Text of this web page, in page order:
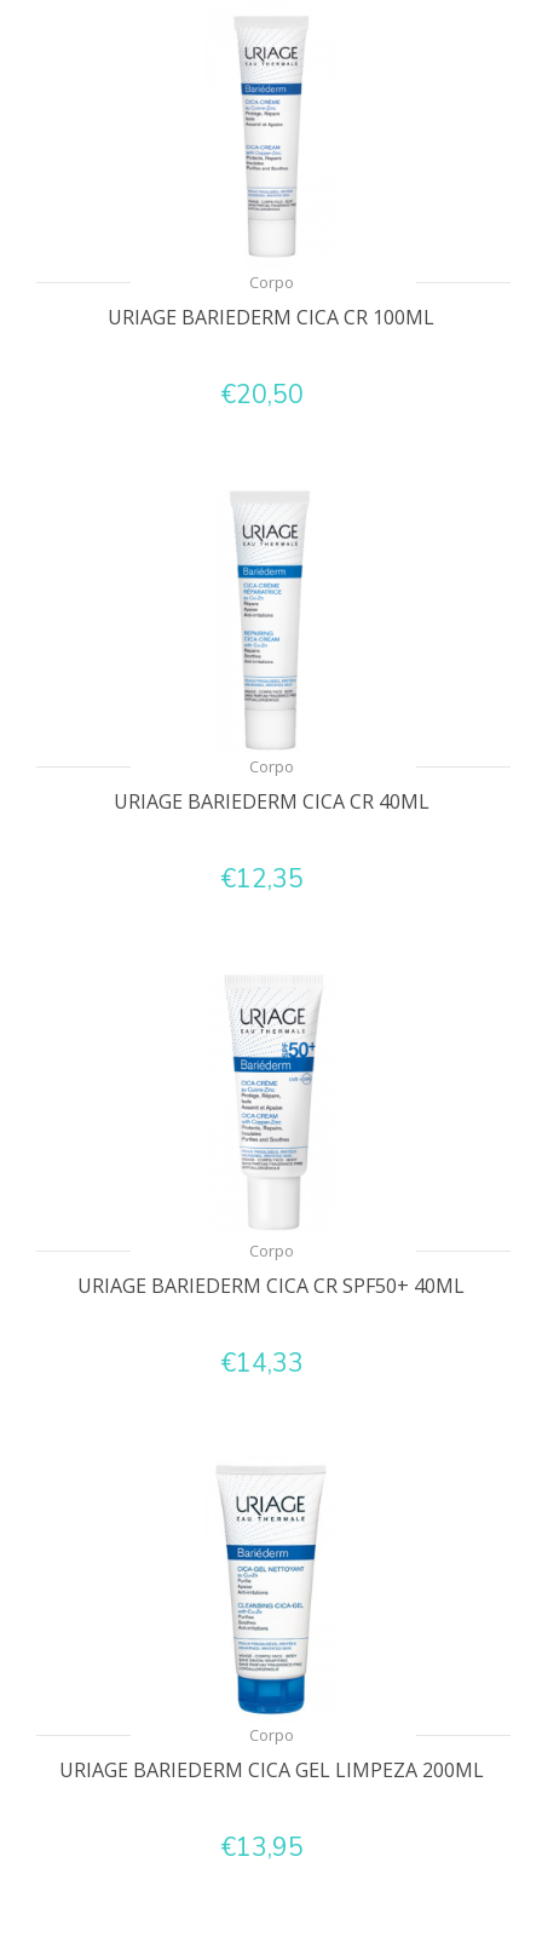
Corpo
URIAGE BARIEDERM CICA CR 100ML
€20,50
Corpo
URIAGE BARIEDERM CICA CR 40ML
€12,35
Corpo
URIAGE BARIEDERM CICA CR SPF50+ 40ML
€14,33
Corpo
URIAGE BARIEDERM CICA GEL LIMPEZA 200ML
€13,95